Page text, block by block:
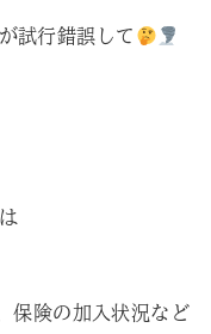
試行錯誤して
険の加入状況など